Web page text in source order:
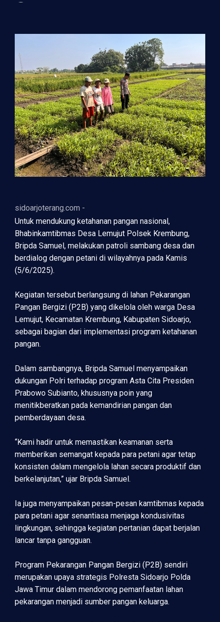
sidoarjoterang.com -
Untuk mendukung ketahanan pangan nasional,
Bhabinkamtibmas Desa Lemujut Polsek Krembung,
Bripda Samuel, melakukan patroli sambang desa dan
berdialog dengan petani di wilayahnya pada Kamis
(5/6/2025).
Kegiatan tersebut berlangsung di lahan Pekarangan
Pangan Bergizi (P2B) yang dikelola oleh warga Desa
Lemujut, Kecamatan Krembung, Kabupaten Sidoarjo,
sebagai bagian dari implementasi program ketahanan
pangan.
Dalam sambangnya, Bripda Samuel menyampaikan
dukungan Polri terhadap program Asta Cita Presiden
Prabowo Subianto, khususnya poin yang
menitikberatkan pada kemandirian pangan dan
pemberdayaan desa.
“Kami hadir untuk memastikan keamanan serta
memberikan semangat kepada para petani agar tetap
konsisten dalam mengelola lahan secara produktif dan
berkelanjutan,” ujar Bripda Samuel.
Ia juga menyampaikan pesan-pesan kamtibmas kepada
para petani agar senantiasa menjaga kondusivitas
lingkungan, sehingga kegiatan pertanian dapat berjalan
lancar tanpa gangguan.
Program Pekarangan Pangan Bergizi (P2B) sendiri
merupakan upaya strategis Polresta Sidoarjo Polda
Jawa Timur dalam mendorong pemanfaatan lahan
pekarangan menjadi sumber pangan keluarga.